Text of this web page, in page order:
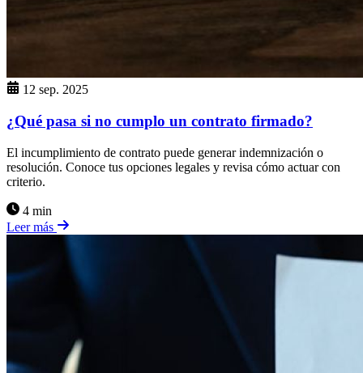
12 sep. 2025
¿Qué pasa si no cumplo un contrato firmado?
El incumplimiento de contrato puede generar indemnización o
resolución. Conoce tus opciones legales y revisa cómo actuar con
criterio.
4 min
Leer más